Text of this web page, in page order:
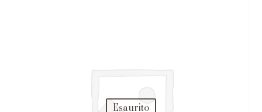
Esaurito